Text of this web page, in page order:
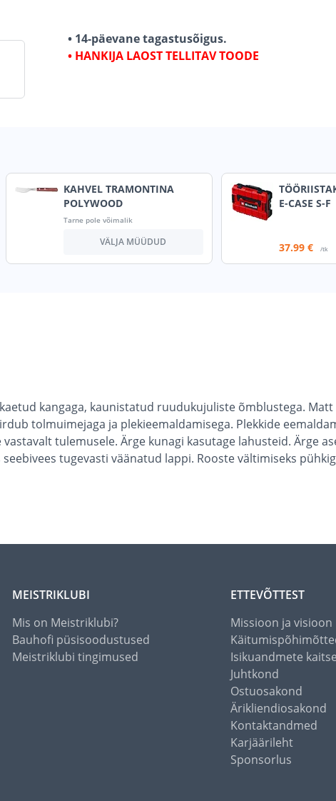
• 14-päevane tagastusõigus.
• HANKIJA LAOST TELLITAV TOODE
KAHVEL TRAMONTINA
POLYWOOD
Tarne pole võimalik
VÄLJA MÜÜDUD
E-CASE S-F
37.99 € /tk
kangaga, kaunistatud ruudukujuliste õmblustega.
tolmuimejaga ja plekieemaldamisega. Plekkide
tulemusele. Ärge kunagi kasutage lahusteid. Ärge
tugevasti väänatud lappi. Rooste vältimiseks
MEISTRIKLUBI
Mis on Meistriklubi?
Bauhofi püsisoodustused
Meistriklubi tingimused
ETTEVÕTTEST
Missioon ja visioon
Isikuandmete
Juhtkond
Ostuosakond
Ärikliendiosakond
Kontaktandmed
Karjäärileht
Sponsorlus